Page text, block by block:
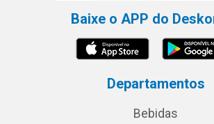
Baixe o APP do
Departamentos
Bebidas